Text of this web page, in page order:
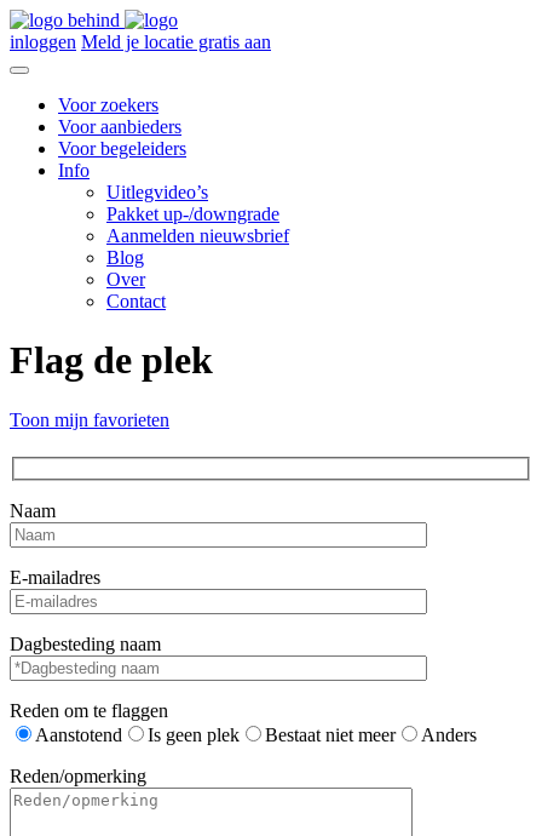
inloggen Meld je locatie gratis aan
Voor zoekers
Voor aanbieders
Voor begeleiders
Info
Uitlegvideo’s
Pakket up-/downgrade
Aanmelden nieuwsbrief
Blog
Over
Contact
Flag de plek
Toon mijn favorieten
Naam
E-mailadres
Dagbesteding naam
Reden om te flaggen
Aanstotend
Is geen plek Bestaat niet meer
Anders
Reden/opmerking